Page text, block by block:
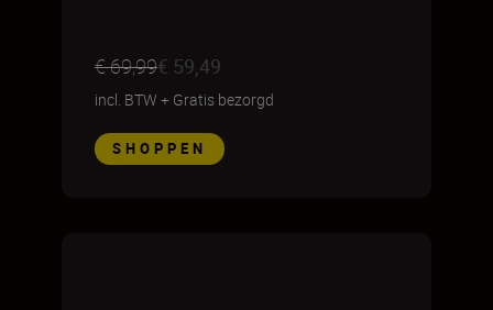
€ 69,99€ 59,49
incl. BTW + Gratis bezorgd
SHOPPEN